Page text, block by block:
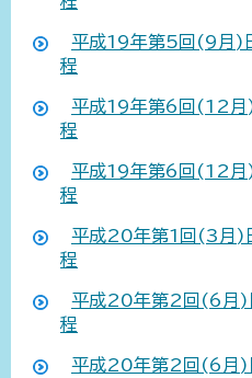
平成19年第5回(9月)
程
平成19年第6回(12月)
程
平成19年第6回(12月)
程
平成20年第1回(3月)
程
平成20年第2回(6月)
程
平成20年第2回(6月)